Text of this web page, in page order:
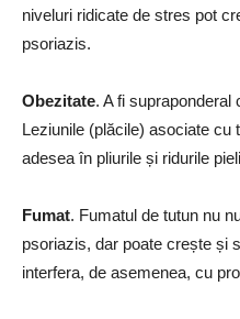
niveluri ridicate de stres pot
psoriazis.
Obezitate. A fi
Leziunile (plăcile) asociate cu
adesea în pliurile și ridurile
Fumat. Fumatul de tutun nu
psoriazis, dar poate crește și
interfera, de asemenea, cu